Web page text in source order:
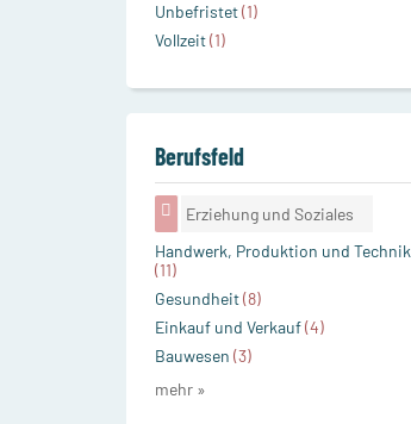
Unbefristet(1)
Vollzeit(1)
Berufsfeld
Erziehung und Soziales
Handwerk, Produktion und Technik
(11)
Gesundheit(8)
Einkauf und Verkauf(4)
Bauwesen (3)
mehr »